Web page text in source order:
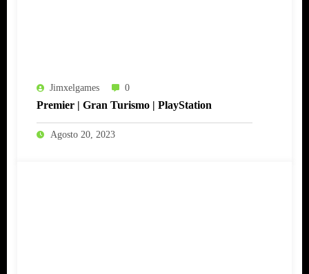
Jimxelgames 0
Premier | Gran Turismo | PlayStation
Agosto 20, 2023